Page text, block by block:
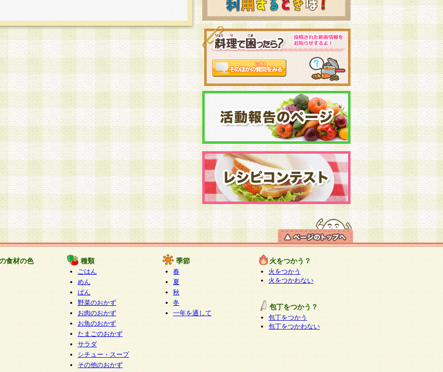
食材の色 種類
ごはん
めん
ぱん
野菜のおかず
お肉のおかず
お魚のおかず
たまごのおかず
サラダ
シチュー・スープ
その他のおかず
季節
春
夏
秋
冬
一年を通して
火をつかう？
火をつかう
火をつかわない
包丁をつかう？
包丁をつかう
包丁をつかわない